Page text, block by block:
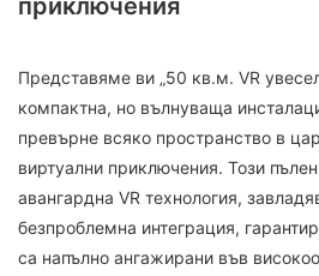
приключения
Представяме ви „50 кв.м. VR
компактна, но вълнуваща
превърне всяко пространство в
виртуални приключения. Този
авангардна VR технология,
безпроблемна интеграция,
са напълно ангажирани във